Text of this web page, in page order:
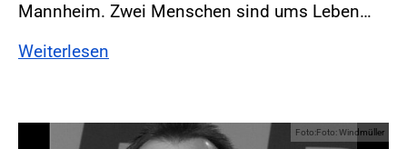
Mannheim. Zwei Menschen sind ums Leben…
Weiterlesen
Foto:Foto: Windmüller